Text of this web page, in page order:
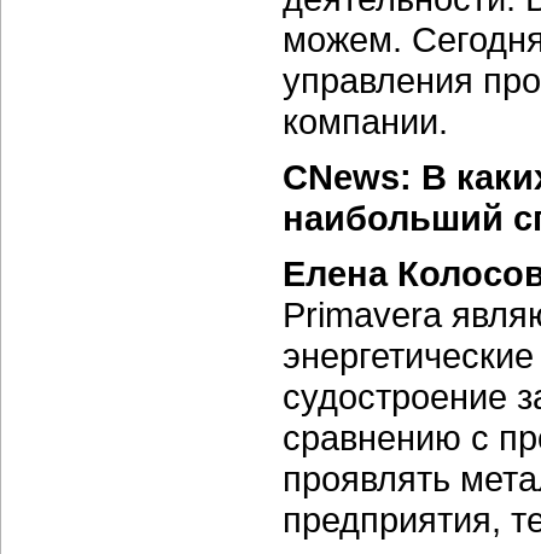
можем.
управления
компании.
CNews: В
наибольший
Елена
Primavera
судостроение
сравнению с
проявлять
предприятия,